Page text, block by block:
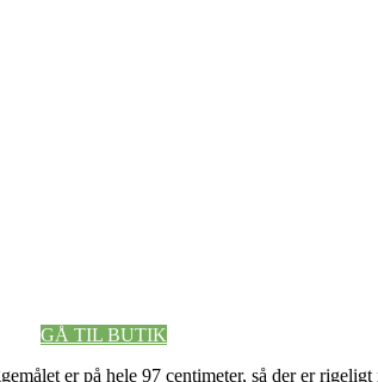
GÅ TIL BUTIK
er på hele 97 centimeter, så der er